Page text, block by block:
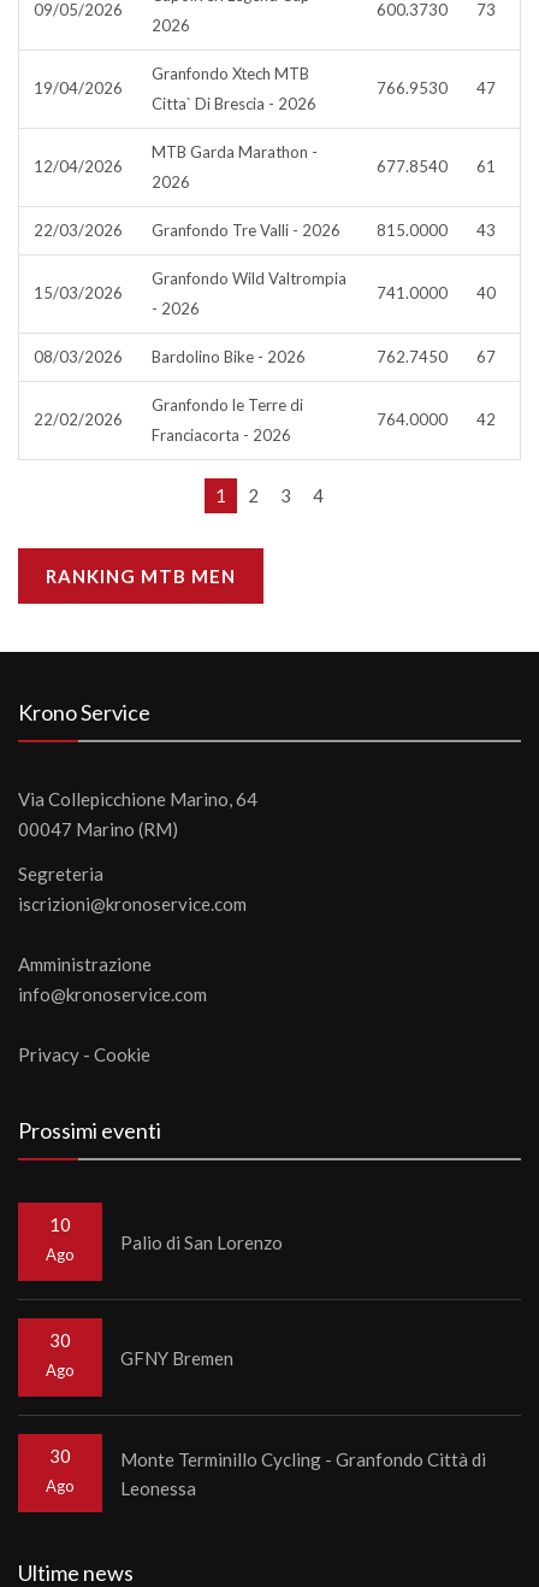
09/05/2026
2026
600.3730 73
19/04/2026
Granfondo Xtech MTB
Citta` Di Brescia - 2026
766.9530 47
12/04/2026
MTB Garda Marathon -
2026
677.8540 61
22/03/2026 Granfondo Tre Valli - 2026 815.0000 43
15/03/2026
Granfondo Wild Valtrompia
- 2026
741.0000 40
08/03/2026 Bardolino Bike - 2026 762.7450 67
22/02/2026
Granfondo le Terre di
Franciacorta - 2026
764.0000 42
1 2 3 4
RANKING MTB MEN
Krono Service
Via Collepicchione Marino, 64
00047 Marino (RM)
Segreteria
iscrizioni@kronoservice.com
Amministrazione
info@kronoservice.com
Privacy - Cookie
Prossimi eventi
10
Ago
Palio di San Lorenzo
30
Ago
GFNY Bremen
30
Ago
Monte Terminillo Cycling - Granfondo Città di
Leonessa
Ultime news